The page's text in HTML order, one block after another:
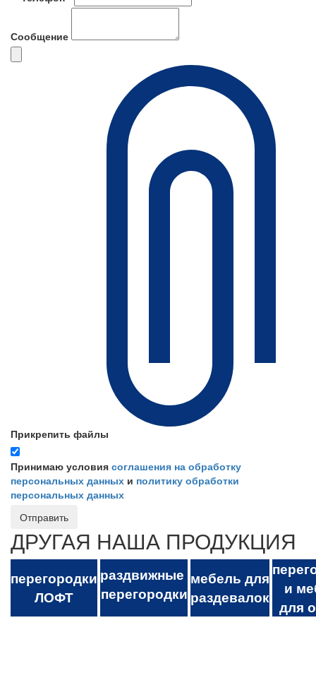
Сообщение
Прикрепить файлы
Принимаю условия соглашения на обработку
персональных данных и политику обработки
персональных данных
Отправить
ДРУГАЯ НАША ПРОДУКЦИЯ
перегородки
ЛОФТ
раздвижные
перегородки
мебель для
раздевалок
и
для